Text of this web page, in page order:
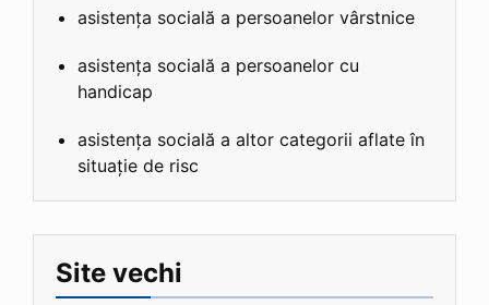
asistența socială a persoanelor vârstnice
asistența socială a persoanelor cu
handicap
asistența socială a altor categorii aflate în
situație de risc
Site vechi